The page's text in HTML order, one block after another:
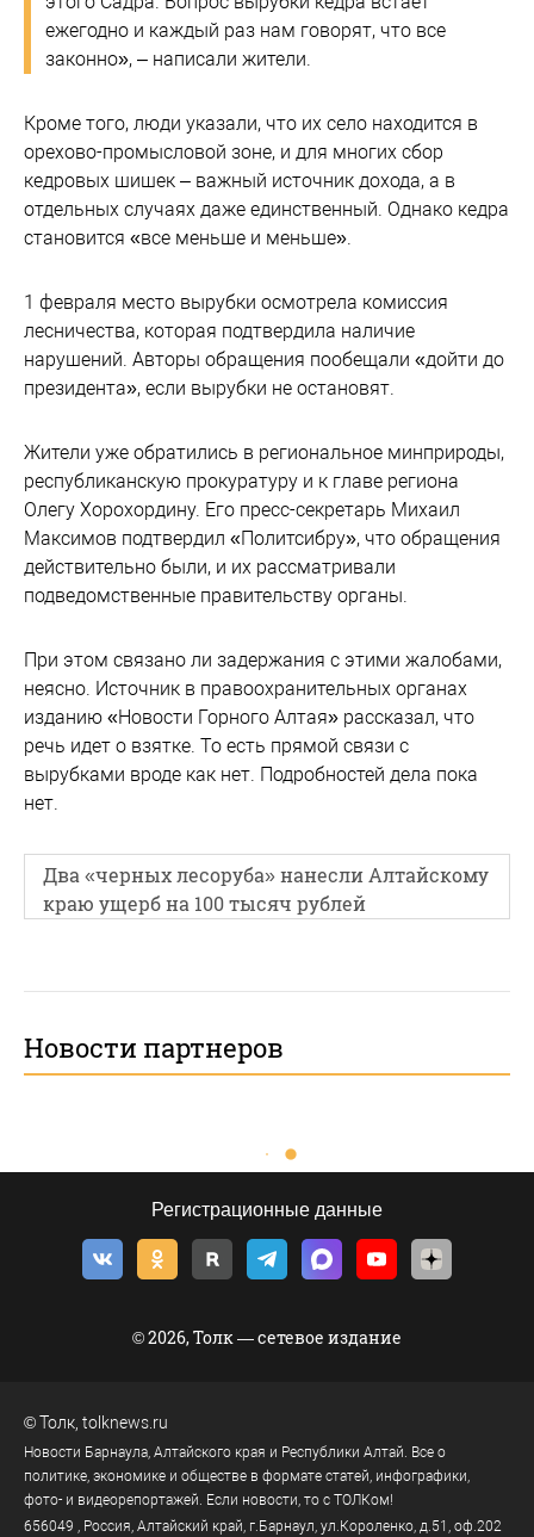
ежегодно и каждый раз нам говорят, что все
законно», – написали жители.
Кроме того, люди указали, что их село находится в
орехово-промысловой зоне, и для многих сбор
кедровых шишек – важный источник дохода, а в
отдельных случаях даже единственный. Однако кедра
становится «все меньше и меньше».
1 февраля место вырубки осмотрела комиссия
лесничества, которая подтвердила наличие
нарушений. Авторы обращения пообещали «дойти до
президента», если вырубки не остановят.
Жители уже обратились в региональное минприроды,
республиканскую прокуратуру и к главе региона
Олегу Хорохордину. Его пресс-секретарь Михаил
Максимов подтвердил «Политсибру», что обращения
действительно были, и их рассматривали
подведомственные правительству органы.
При этом связано ли задержания с этими жалобами,
неясно. Источник в правоохранительных органах
изданию «Новости Горного Алтая» рассказал, что
речь идет о взятке. То есть прямой связи с
вырубками вроде как нет. Подробностей дела пока
нет.
Два «черных лесоруба» нанесли Алтайскому
краю ущерб на 100 тысяч рублей
Новости партнеров
Регистрационные данные
© 2026, Толк — сетевое издание
©Толк tolknews.ru
Новости Барнаула, Алтайского края и Республики Алтай. Все о
политике, экономике и обществе в формате статей, инфографики,
фото- и видеорепортажей. Если новости, то с ТОЛКом!
656049 , Россия, Алтайский край, г.Барнаул, ул.Короленко, д.51, оф.202